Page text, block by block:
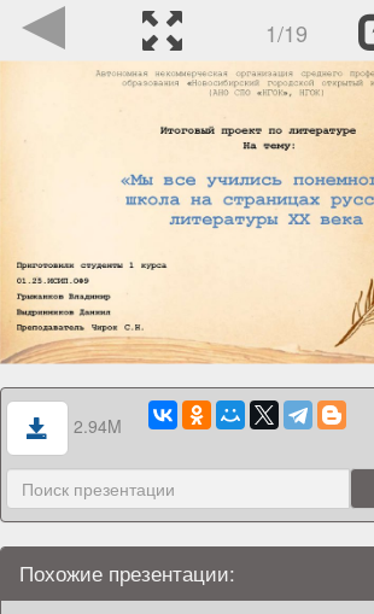
1/19
2.94M
Похожие презентации: